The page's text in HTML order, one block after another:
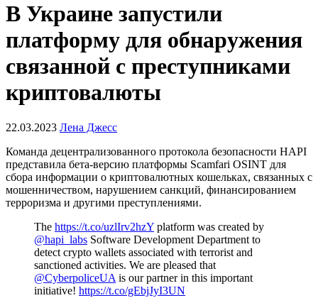
В Украине запустили
платформу для обнаружения
связанной с преступниками
криптовалюты
22.03.2023 Лена Джесс
Команда децентрализованного протокола безопасности HAPI
представила бета-версию платформы Scamfari OSINT для
сбора информации о криптовалютных кошельках, связанных с
мошенничеством, нарушением санкций, финансированием
терроризма и другими преступлениями.
The https://t.co/uzlIrv2hzY platform was created by
@hapi_labs Software Development Department to
detect crypto wallets associated with terrorist and
sanctioned activities. We are pleased that
@CyberpoliceUA is our partner in this important
initiative! https://t.co/gEbjJyI3UN